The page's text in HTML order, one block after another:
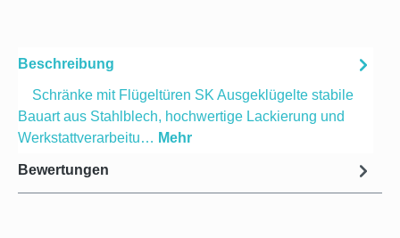
Beschreibung
Schränke mit Flügeltüren SK Ausgeklügelte stabile
Bauart aus Stahlblech, hochwertige Lackierung und
Werkstattverarbeitu… Mehr
Bewertungen